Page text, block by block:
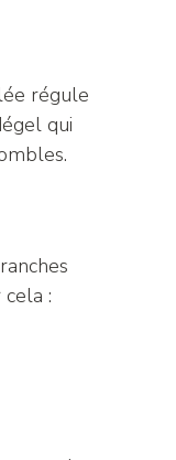
régule
qui
: